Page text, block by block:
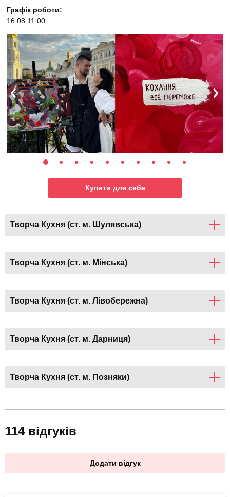
Графік роботи:
16.08 11:00
Купити для себе
Творча Кухня (ст. м. Шулявська)
Творча Кухня (ст. м. Мінська)
Творча Кухня (ст. м. Лівобережна)
Творча Кухня (ст. м. Дарниця)
Творча Кухня (ст. м. Позняки)
114 відгуків
Додати відгук